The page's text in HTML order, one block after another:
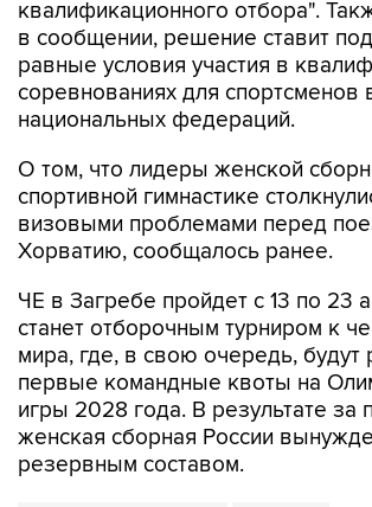
квалификационного отбора".
в сообщении, решение ставит
равные условия участия в
соревнованиях для спортсменов
национальных федераций.
О том, что лидеры женской
спортивной гимнастике
визовыми проблемами перед
Хорватию, сообщалось ранее.
ЧЕ в Загребе пройдет с 13 по 23
станет отборочным турниром к
мира, где, в свою очередь, будут
первые командные квоты на
игры 2028 года. В результате за
женская сборная России
резервным составом.